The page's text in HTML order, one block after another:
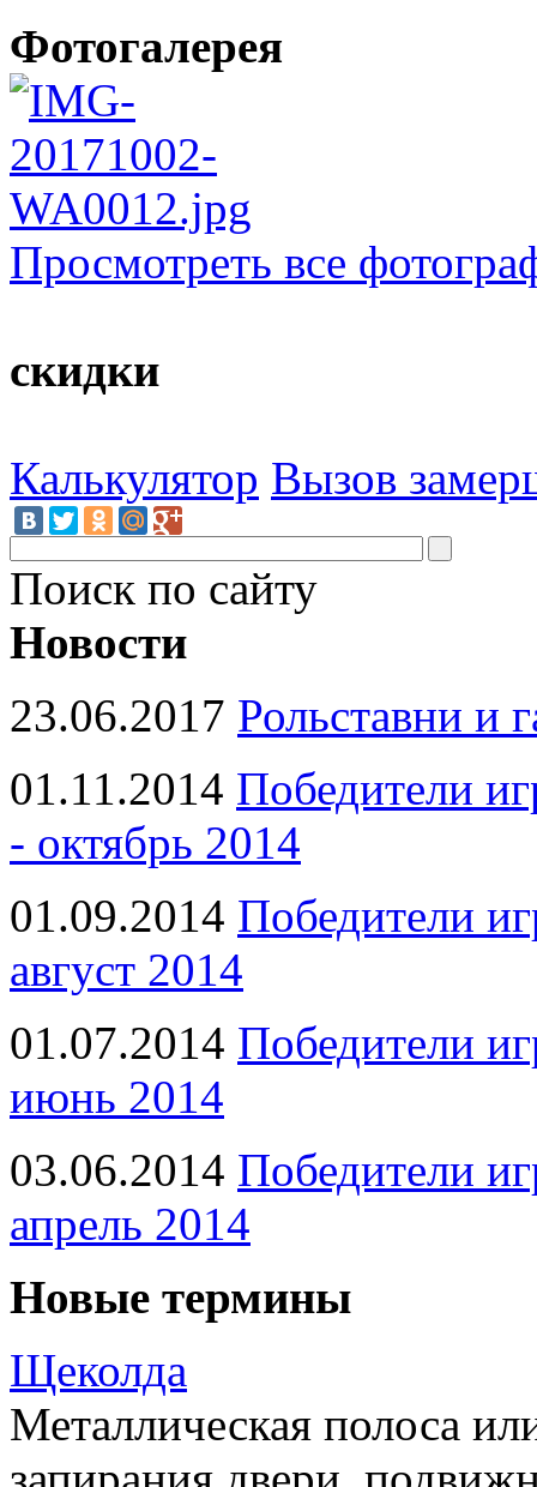
Фотогалерея
Просмотреть все
скидки
Калькулятор Вызов
Поиск по сайту
Новости
23.06.2017 Рольставни и
01.11.2014 Победители
- октябрь 2014
01.09.2014 Победители
август 2014
01.07.2014 Победители
июнь 2014
03.06.2014 Победители
апрель 2014
Новые термины
Щеколда
Металлическая полоса